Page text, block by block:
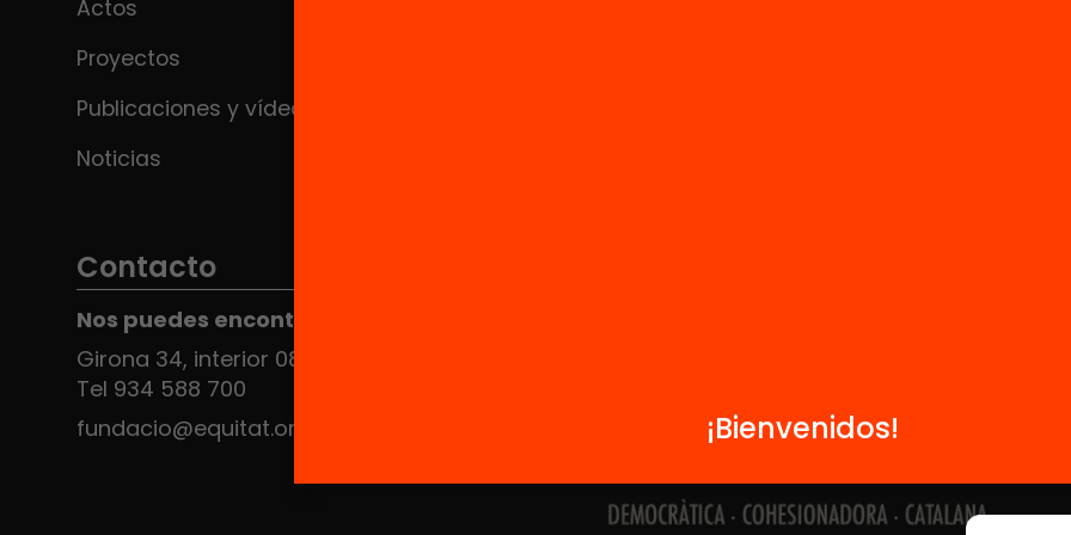
Actos
Proyectos
Publicaciones y vídeos
Noticias
Contacto
Nos puedes encontrar en el HUB Social
Girona 34, interior 08010 Barcelona
Tel 934 588 700
fundacio@equitat.org
¡Bienvenidos!